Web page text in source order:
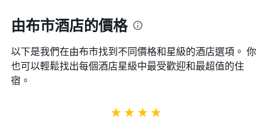
格。
由布市酒店的價格
以下是我們在由布市找到不同價格和星級的酒店選項。 你
也可以輕鬆找出每個酒店星級中最受歡迎和最超值的住
宿。
4星級